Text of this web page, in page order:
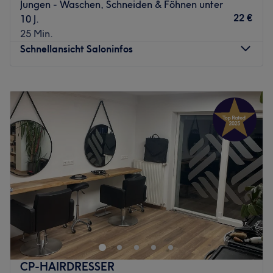
Mitarbeiterin Kristina hat ihre Berufung gefunden und
setzt alles daran, dass du den Salon mit einem Lächeln
verlässt. Eine Beratung ist auf Deutsch sowie Englisch
Atmosphäre: Klassisch, modern, trendbewusst
Expertise: Haarschnitte & Colorationen, Haarpflege,
Styling
Produkte und Produktmarken: Hochwertige Produkte
Extras: Kostenlose Parkplätze, kostenlose Getränke,
kostenloses W-LAN
Zurück zur Salonansicht
Jungen - Waschen, Schneiden & Föhnen unter
10 J.
25 Min.
22 €
Schnellansicht Saloninfos
Dienstag
19:00
Mittwoch
09:00–19:00
Donnerstag
– 19:00
Freitag
09:00– 19:00
Samstag
09:00–19:00
Sonntag
Geschlossen
Entdecke die Tradition des Barbiers im Salon Adrionis
Fade in Sankt Veit an der Glan neu. Ob Vollbart,
Moustache, Styling oder verschiedene Schnitttechniken —
das beliebte Studio hat einiges zu bieten. Dieses
Quäntchen Exklusivität hast du dir verdient!
CP-HAIRDRESSER